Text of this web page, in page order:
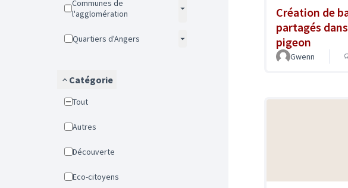
Communes de
l'agglomération
Quartiers d'Angers
Catégorie
Tout
Autres
Découverte
Eco-citoyens
Création de
partagés
pigeon
Gwenn